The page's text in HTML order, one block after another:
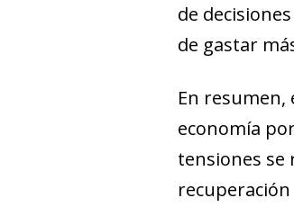
de
de gastar
En
economía
tensiones se
recuperación